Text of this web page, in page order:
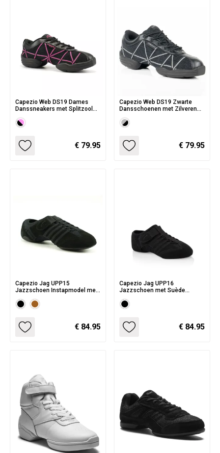
Capezio Web DS19 Dames
Danssneakers met Splitzool
€ 79.95
Capezio Web DS19 Zwarte
Dansschoenen met Zilveren
€ 79.95
Capezio Jag UPP15
Jazzschoen Instapmodel met
€ 84.95
Capezio Jag UPP16
Jazzschoen met Suède
€ 84.95